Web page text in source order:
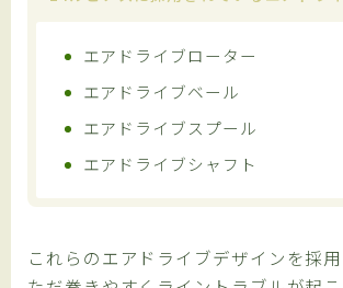
エアドライブローター
エアドライブベール
エアドライブスプール
エアドライブシャフト
これらのエアドライブデザインを採用